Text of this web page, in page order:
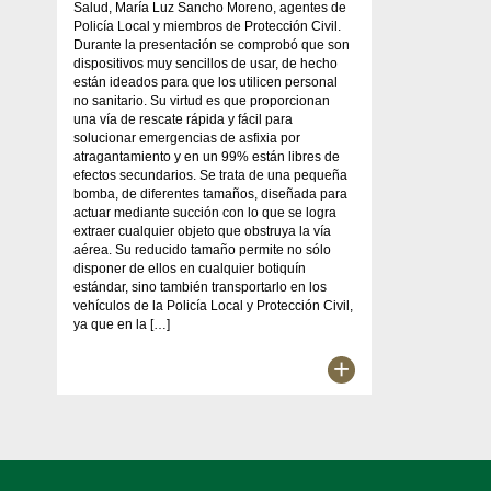
Salud, María Luz Sancho Moreno, agentes de
Policía Local y miembros de Protección Civil.
Durante la presentación se comprobó que son
dispositivos muy sencillos de usar, de hecho
están ideados para que los utilicen personal
no sanitario. Su virtud es que proporcionan
una vía de rescate rápida y fácil para
solucionar emergencias de asfixia por
atragantamiento y en un 99% están libres de
efectos secundarios. Se trata de una pequeña
bomba, de diferentes tamaños, diseñada para
actuar mediante succión con lo que se logra
extraer cualquier objeto que obstruya la vía
aérea. Su reducido tamaño permite no sólo
disponer de ellos en cualquier botiquín
estándar, sino también transportarlo en los
vehículos de la Policía Local y Protección Civil,
ya que en la […]
+